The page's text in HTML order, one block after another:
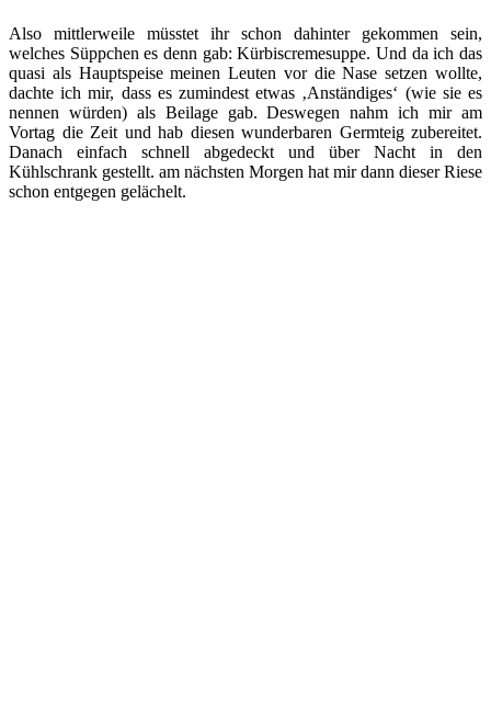
Also mittlerweile müsstet ihr schon dahinter gekommen sein,
welches Süppchen es denn gab: Kürbiscremesuppe. Und da ich das
quasi als Hauptspeise meinen Leuten vor die Nase setzen wollte,
dachte ich mir, dass es zumindest etwas ‚Anständiges‘ (wie sie es
nennen würden) als Beilage gab. Deswegen nahm ich mir am
Vortag die Zeit und hab diesen wunderbaren Germteig zubereitet.
Danach einfach schnell abgedeckt und über Nacht in den
Kühlschrank gestellt. am nächsten Morgen hat mir dann dieser Riese
schon entgegen gelächelt.